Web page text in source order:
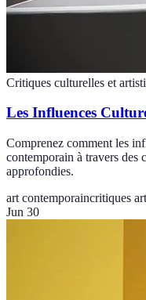
Critiques culturelles et
Les Influences
Comprenez comment les
contemporain à travers des
approfondies.
art contemporaincritiques
Jun 30